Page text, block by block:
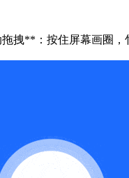
拽**：按住屏幕画圈，